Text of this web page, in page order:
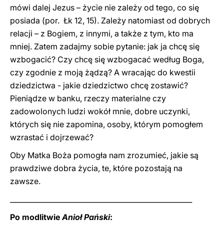
mówi dalej Jezus – życie nie zależy od tego, co się
posiada (por. Łk 12, 15). Zależy natomiast od dobrych
relacji – z Bogiem, z innymi, a także z tym, kto ma
mniej. Zatem zadajmy sobie pytanie: jak ja chcę się
wzbogacić? Czy chcę się wzbogacać według Boga,
czy zgodnie z moją żądzą? A wracając do kwestii
dziedzictwa - jakie dziedzictwo chcę zostawić?
Pieniądze w banku, rzeczy materialne czy
zadowolonych ludzi wokół mnie, dobre uczynki,
których się nie zapomina, osoby, którym pomogłem
wzrastać i dojrzewać?
Oby Matka Boża pomogła nam zrozumieć, jakie są
prawdziwe dobra życia, te, które pozostają na
zawsze.
Po modlitwieAnioł Pański: